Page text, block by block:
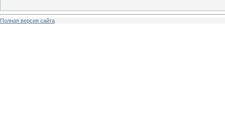
Полная версия сайта